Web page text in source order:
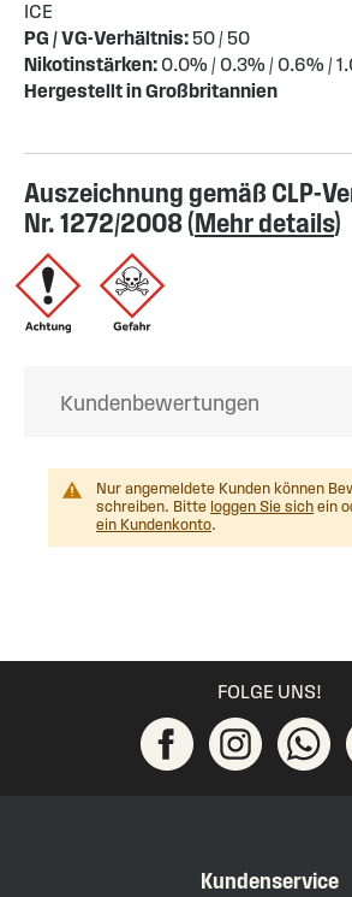
ICE
PG / VG-Verhältnis: 50 / 50
Nikotinstärken: 0.0% / 0.3% / 0.6% /
Hergestellt in Großbritannien
Auszeichnung gemäß CLP-
Nr. 1272/2008 (Mehr details)
Kundenbewertungen
Nur angemeldete Kunden können
schreiben. Bitte loggen Sie sich ein
ein Kundenkonto.
FOLGE UNS!
Kundenservice